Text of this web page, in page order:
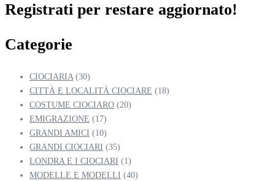
Registrati per restare aggiornato!
Categorie
CIOCIARIA(30)
CITTÀ E LOCALITÀ CIOCIARE (18)
COSTUME CIOCIARO (20)
EMIGRAZIONE (17)
GRANDI AMICI (10)
GRANDI CIOCIARI (35)
LONDRA E I CIOCIARI (1)
MODELLE E MODELLI (40)